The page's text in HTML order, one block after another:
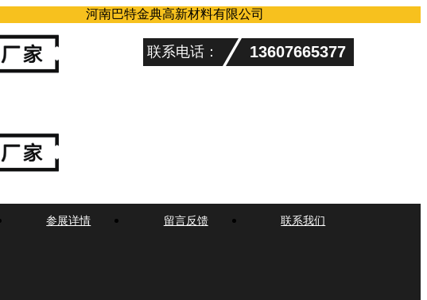
联系电话： 13607665377
河南巴特金典高新材料有限公司
参展详情 留言反馈 联系我们